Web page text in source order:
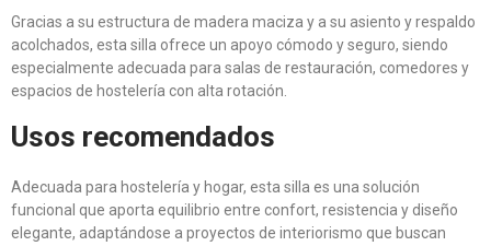
Gracias a su estructura de madera maciza y a su asiento y respaldo
acolchados, esta silla ofrece un apoyo cómodo y seguro, siendo
especialmente adecuada para salas de restauración, comedores y
espacios de hostelería con alta rotación.
Usos recomendados
Adecuada para hostelería y hogar, esta silla es una solución
funcional que aporta equilibrio entre confort, resistencia y diseño
elegante, adaptándose a proyectos de interiorismo que buscan